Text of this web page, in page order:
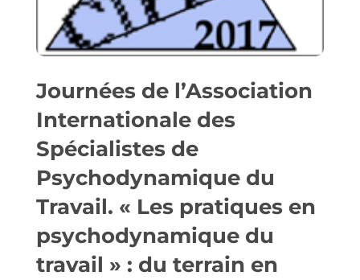
Journées de l’Association
Internationale des
Spécialistes de
Psychodynamique du
Travail. « Les pratiques en
psychodynamique du
travail » : du terrain en